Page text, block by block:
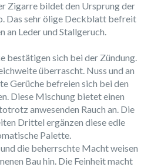
Zigarre bildet den Ursprung der
Das sehr ölige Deckblatt befreit
an Leder und Stallgeruch.
bestätigen sich bei der Zündung.
überrascht. Nuss und an
Gerüche befreien sich bei den
Diese Mischung bietet einen
anwesenden Rauch an. Die
Drittel ergänzen diese edle
Palette.
die beherrschte Macht weisen
Bau hin. Die Feinheit macht